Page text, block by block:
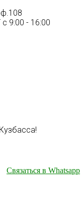
9:00 - 16:00
Связаться в Whatsapp